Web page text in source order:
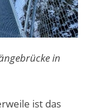
in
ist das